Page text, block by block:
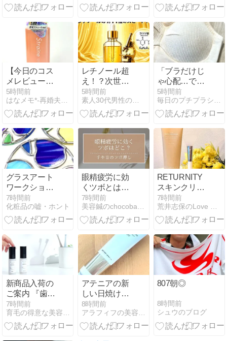
柄バッグ/アウ
かけ♡
直後には現地
“誰にも知られ
なくて良
い”と、むしろ
強まる福祉活
動への思い
シャ、井村
～
【今日のコス
メレビュー】
新感覚！スプ
レーなのにミ
ルク♪ Straine
アミスト*
5時間前
はなメモ*-再婚夫婦と猫2匹-
レチノール超
え！？次世代
ビタミン
A「レチナー
ル」の効果と
5時間前
素人30代男性の韓国コスメ探訪
「ブラだけじ
ゃ心配…でも
キャミも暑
い...」夏のイ
ンナーお悩
んか？
5時間前
毎日のプチプラシンプルコーデ&コスメ体験記
グラスアート
ワークショッ
プ開催
7時間前
化粧品の嘘・ホント
眼精疲労に効
くツボとは？
手や首のツボ
押しのやり方
をご紹介！
7時間前
美容鍼のchocobari コラム
RETURNITY
スキンクリー
ンマスク
7時間前
荒井志保のLove Life
新商品入荷の
ご案内 『歯磨
きジェル
「Oralista」』
オーラリスタ
7時間前
育毛の得意な美容室アトリエカラーズ
アテニアの新
しい日焼け止
め
8時間前
アラフィフの美容や生活ブログ
807朝◎
8時間前
シュウのブログ